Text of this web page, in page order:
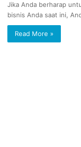
Jika Anda berharap
bisnis Anda saat ini,
Read More »